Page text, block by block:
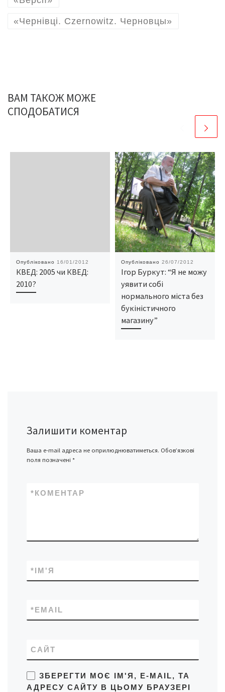
«Чернівці. Czernowitz. Черновцы»
ВАМ ТАКОЖ МОЖЕ
СПОДОБАТИСЯ
Опубліковано 16/01/2012
КВЕД: 2005 чи КВЕД:
2010?
Опубліковано 26/07/2012
Ігор Буркут: “Я не можу
уявити собі
нормального міста без
букіністичного
магазину”
Залишити коментар
Ваша e-mail адреса не оприлюднюватиметься. Обов’язкові
поля позначені *
КОМЕНТАР
*
ІМ'Я
*
EMAIL
*
САЙТ
ЗБЕРЕГТИ МОЄ ІМ'Я, E-MAIL, ТА
АДРЕСУ САЙТУ В ЦЬОМУ БРАУЗЕРІ